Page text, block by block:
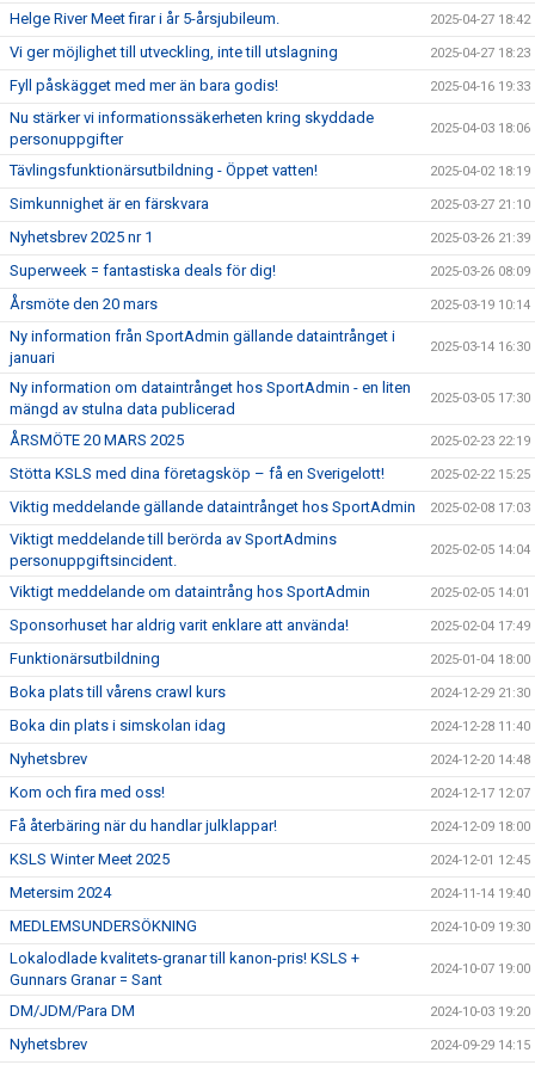
Helge River Meet firar i år 5-årsjubileum. 2025-04-27 18:42
Vi ger möjlighet till utveckling, inte till utslagning 2025-04-27 18:23
Fyll påskägget med mer än bara godis! 2025-04-16 19:33
Nu stärker vi informationssäkerheten kring skyddade
personuppgifter
2025-04-03 18:06
Tävlingsfunktionärsutbildning - Öppet vatten! 2025-04-02 18:19
Simkunnighet är en färskvara 2025-03-27 21:10
Nyhetsbrev 2025 nr 1 2025-03-26 21:39
Superweek = fantastiska deals för dig! 2025-03-26 08:09
Årsmöte den 20 mars 2025-03-19 10:14
Ny information från SportAdmin gällande dataintrånget i
januari
2025-03-14 16:30
Ny information om dataintrånget hos SportAdmin - en liten
mängd av stulna data publicerad
2025-03-05 17:30
ÅRSMÖTE 20 MARS 2025 2025-02-23 22:19
Stötta KSLS med dina företagsköp – få en Sverigelott! 2025-02-22 15:25
Viktig meddelande gällande dataintrånget hos SportAdmin 2025-02-08 17:03
Viktigt meddelande till berörda av SportAdmins
personuppgiftsincident.
2025-02-05 14:04
Viktigt meddelande om dataintrång hos SportAdmin 2025-02-05 14:01
Sponsorhuset har aldrig varit enklare att använda! 2025-02-04 17:49
Funktionärsutbildning 2025-01-04 18:00
Boka plats till vårens crawl kurs 2024-12-29 21:30
Boka din plats i simskolan idag 2024-12-28 11:40
Nyhetsbrev 2024-12-20 14:48
Kom och fira med oss! 2024-12-17 12:07
Få återbäring när du handlar julklappar! 2024-12-09 18:00
KSLS Winter Meet 2025 2024-12-01 12:45
Metersim 2024 2024-11-14 19:40
MEDLEMSUNDERSÖKNING 2024-10-09 19:30
Lokalodlade kvalitets-granar till kanon-pris! KSLS +
Gunnars Granar = Sant
2024-10-07 19:00
DM/JDM/Para DM 2024-10-03 19:20
Nyhetsbrev 2024-09-29 14:15